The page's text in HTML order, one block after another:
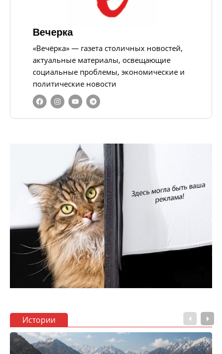
Вечерка
«Вечёрка» — газета столичных новостей,
актуальные материалы, освещающие
социальные проблемы, экономические и
политические новости
Истории